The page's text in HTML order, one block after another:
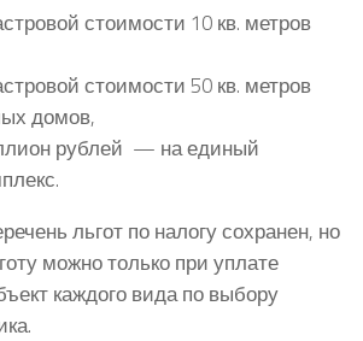
стоимости 10 кв. метров
стоимости 50 кв. метров
домов,
рублей — на единый
льгот по налогу сохранен, но
можно только при уплате
каждого вида по выбору